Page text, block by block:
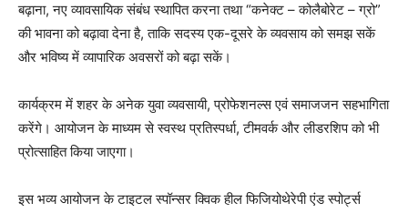
बढ़ाना, नए व्यावसायिक संबंध स्थापित करना तथा “कनेक्ट – कोलैबोरेट – ग्रो”
की भावना को बढ़ावा देना है, ताकि सदस्य एक-दूसरे के व्यवसाय को समझ सकें
और भविष्य में व्यापारिक अवसरों को बढ़ा सकें।
कार्यक्रम में शहर के अनेक युवा व्यवसायी, प्रोफेशनल्स एवं समाजजन सहभागिता
करेंगे। आयोजन के माध्यम से स्वस्थ प्रतिस्पर्धा, टीमवर्क और लीडरशिप को भी
प्रोत्साहित किया जाएगा।
इस भव्य आयोजन के टाइटल स्पॉन्सर क्विक हील फिजियोथेरेपी एंड स्पोर्ट्स